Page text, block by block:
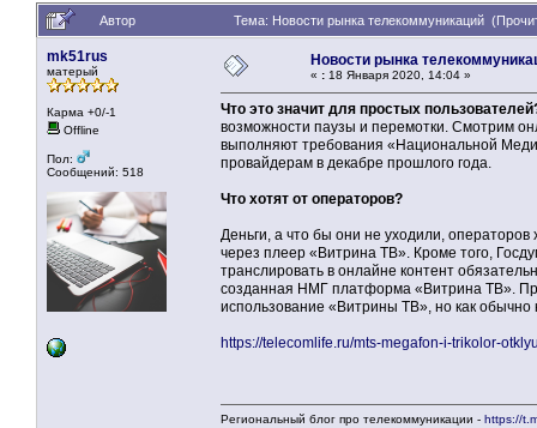
Автор Тема: Новости рынка телекоммуникаций
mk51rus
матерый
Карма +0/-1
Offline
Пол:
Сообщений: 518
Новости рынка
« : 18 Января 2020, 14:04 »
Что это значит для простых
возможности паузы и перемотки. Смотрим
выполняют требования «Национальной
провайдерам в декабре прошлого года.
Что хотят от операторов?
Деньги, а что бы они не уходили,
через плеер «Витрина ТВ». Кроме того,
транслировать в онлайне контент
созданная НМГ платформа «Витрина ТВ».
использование «Витрины ТВ», но как
https://telecomlife.ru/mts-megafon-i-trikolor-
Региональный блог про телекоммуникации - https://